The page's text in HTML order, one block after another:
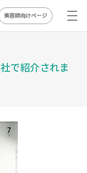
美容師向けページ
で紹介されま